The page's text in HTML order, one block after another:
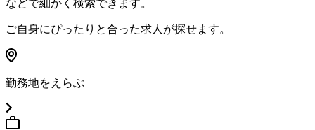
などで細かく検索できます。
ご自身にぴったりと合った求人が探せます。
勤務地をえらぶ